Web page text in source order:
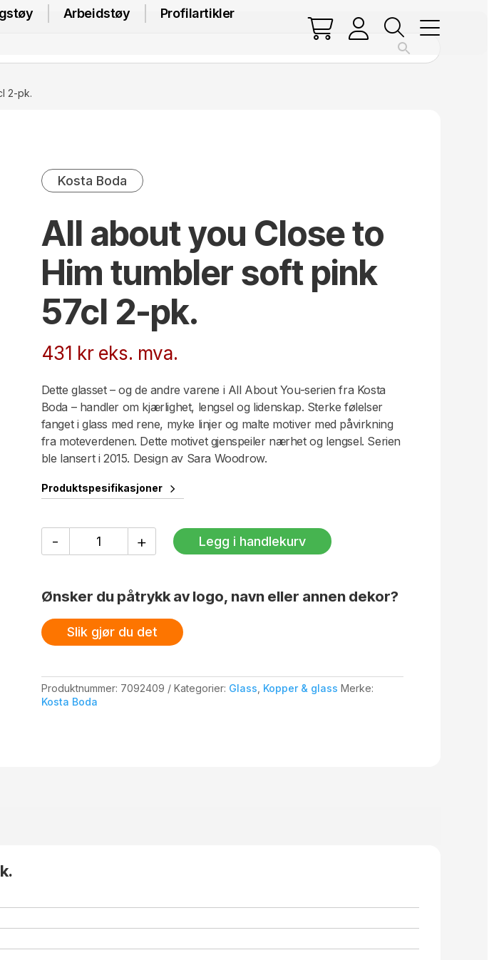
Arbeidstøy
Profilartikler
2-pk.
Kosta Boda
All about you Close to
Him tumbler soft pink
57cl 2-pk.
431 kr eks. mva.
Dette glasset – og de andre varene i All About You-serien fra Kosta
Boda – handler om kjærlighet, lengsel og lidenskap. Sterke følelser
fanget i glass med rene, myke linjer og malte motiver med påvirkning
fra moteverdenen. Dette motivet gjenspeiler nærhet og lengsel. Serien
ble lansert i 2015. Design av Sara Woodrow.
Produktspesifikasjoner
-
about
Him
soft
pink
pk.
antall
+ Legg i handlekurv
Ønsker du påtrykk av logo, navn eller annen dekor?
Slik gjør du det
Produktnummer: 7092409 Kategorier: Glass Kopper & glass Merke:
Kosta Boda